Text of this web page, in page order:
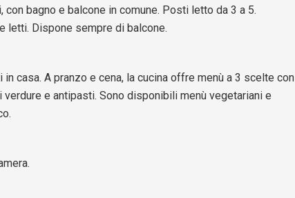
con bagno e balcone in comune. Posti letto da 3 a 5.
letti. Dispone sempre di balcone.
casa. A pranzo e cena, la cucina offre menù a 3 scelte con
e antipasti. Sono disponibili menù vegetariani e